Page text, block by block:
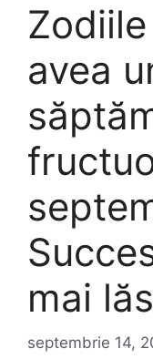
avea
mai
septembrie 14,